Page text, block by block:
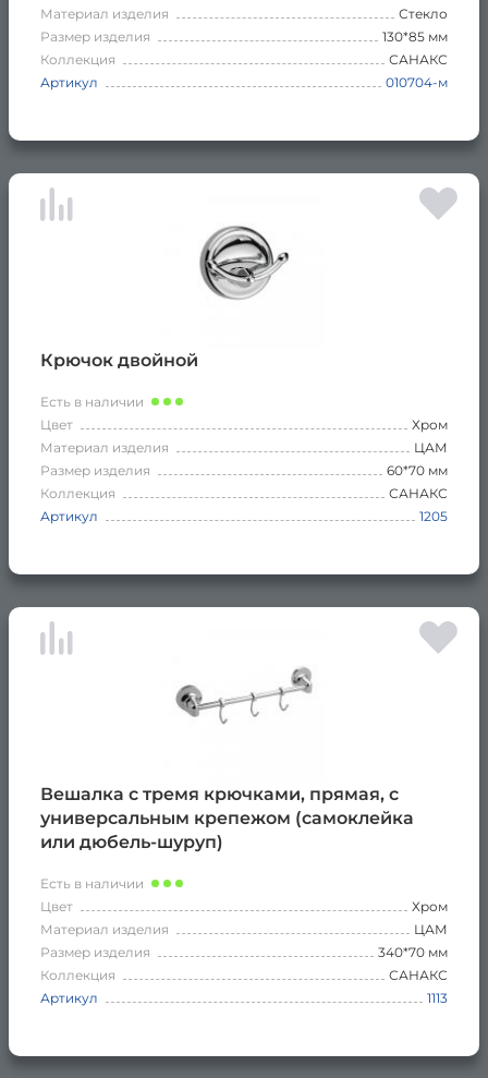
Материал изделия
Стекло
Размер изделия
130*85 мм
Коллекция
САНАКС
Артикул
010704-м
Крючок двойной
Есть в наличии
Цвет
Хром
Материал изделия
ЦАМ
Размер изделия
60*70 мм
Коллекция
САНАКС
Артикул
1205
Вешалка с тремя крючками, прямая, с
универсальным крепежом (самоклейка
или дюбель-шуруп)
Есть в наличии
Цвет
Хром
Материал изделия
ЦАМ
Размер изделия
340*70 мм
Коллекция
САНАКС
Артикул
1113